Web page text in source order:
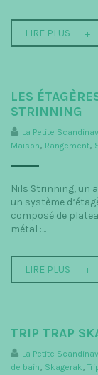
LIRE PLUS
LES
STRINNING
La Petite
Maison, Rangement,
Nils Strinning, un
un système
composé de
métal :...
LIRE PLUS
TRIP TRAP
La Petite
de bain, Skagerak,